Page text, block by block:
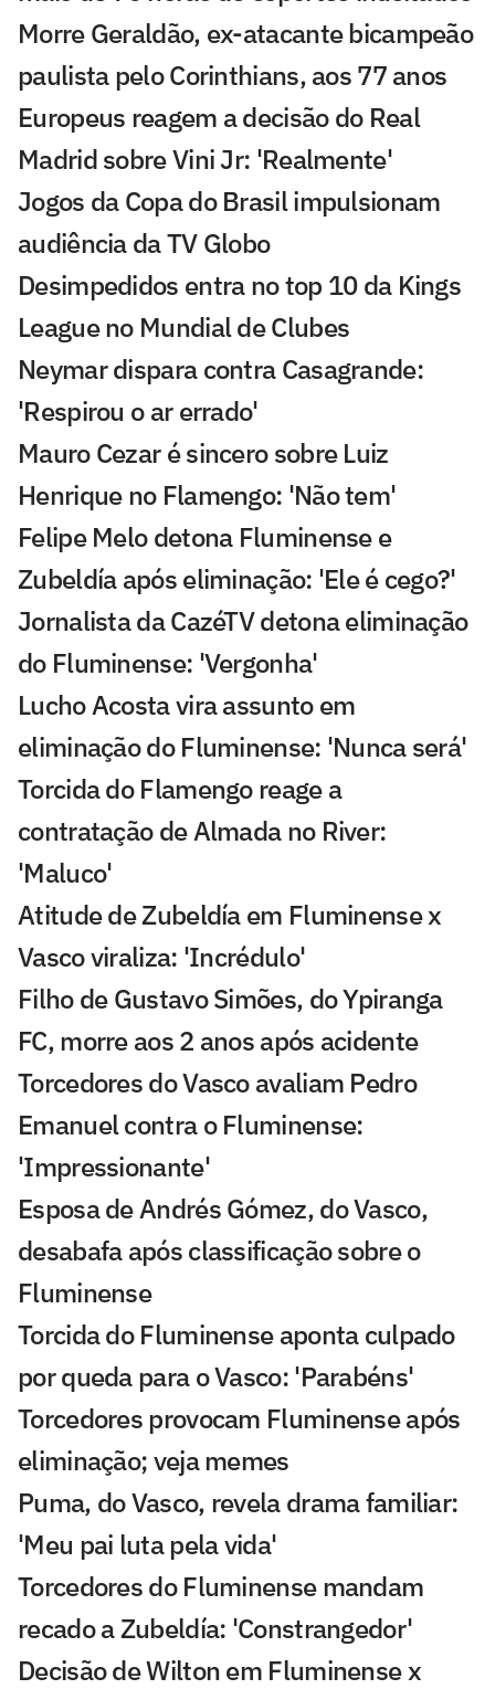
Morre Geraldão, ex-atacante bicampeão
paulista pelo Corinthians, aos 77 anos
Europeus reagem a decisão do Real
Madrid sobre Vini Jr: 'Realmente'
Jogos da Copa do Brasil impulsionam
audiência da TV Globo
Desimpedidos entra no top 10 da Kings
League no Mundial de Clubes
Neymar dispara contra Casagrande:
'Respirou o ar errado'
Mauro Cezar é sincero sobre Luiz
Henrique no Flamengo: 'Não tem'
Felipe Melo detona Fluminense e
Zubeldía após eliminação: 'Ele é cego?'
Jornalista da CazéTV detona eliminação
do Fluminense: 'Vergonha'
Lucho Acosta vira assunto em
eliminação do Fluminense: 'Nunca será'
Torcida do Flamengo reage a
contratação de Almada no River:
'Maluco'
Atitude de Zubeldía em Fluminense x
Vasco viraliza: 'Incrédulo'
Filho de Gustavo Simões, do Ypiranga
FC, morre aos 2 anos após acidente
Torcedores do Vasco avaliam Pedro
Emanuel contra o Fluminense:
'Impressionante'
Esposa de Andrés Gómez, do Vasco,
desabafa após classificação sobre o
Fluminense
Torcida do Fluminense aponta culpado
por queda para o Vasco: 'Parabéns'
Torcedores provocam Fluminense após
eliminação; veja memes
Puma, do Vasco, revela drama familiar:
'Meu pai luta pela vida'
Torcedores do Fluminense mandam
recado a Zubeldía: 'Constrangedor'
Decisão de Wilton em Fluminense x